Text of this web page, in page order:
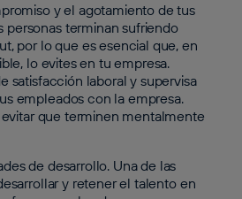
y el agotamiento de tus
personas terminan sufriendo
por lo que es esencial que, en
lo evites en tu empresa.
satisfacción laboral y supervisa
empleados con la empresa.
que terminen mentalmente
de desarrollo. Una de las
y retener el talento en